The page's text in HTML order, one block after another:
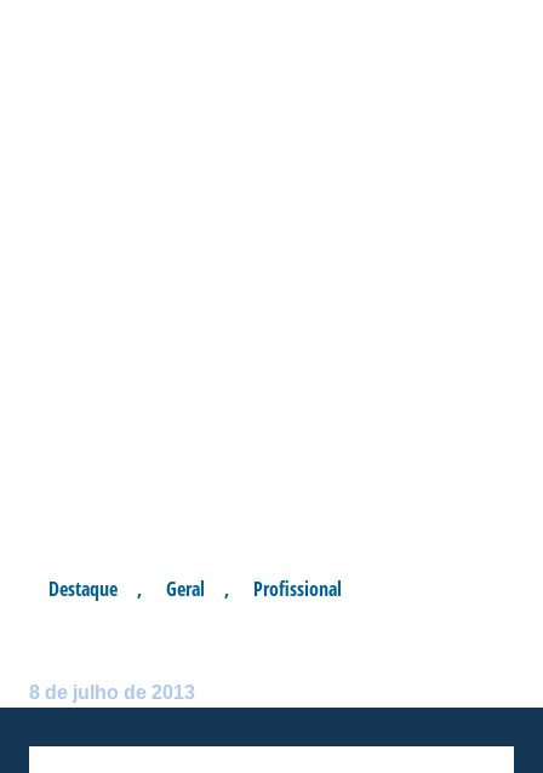
Destaque , Geral , Profissional
8 de julho de 2013